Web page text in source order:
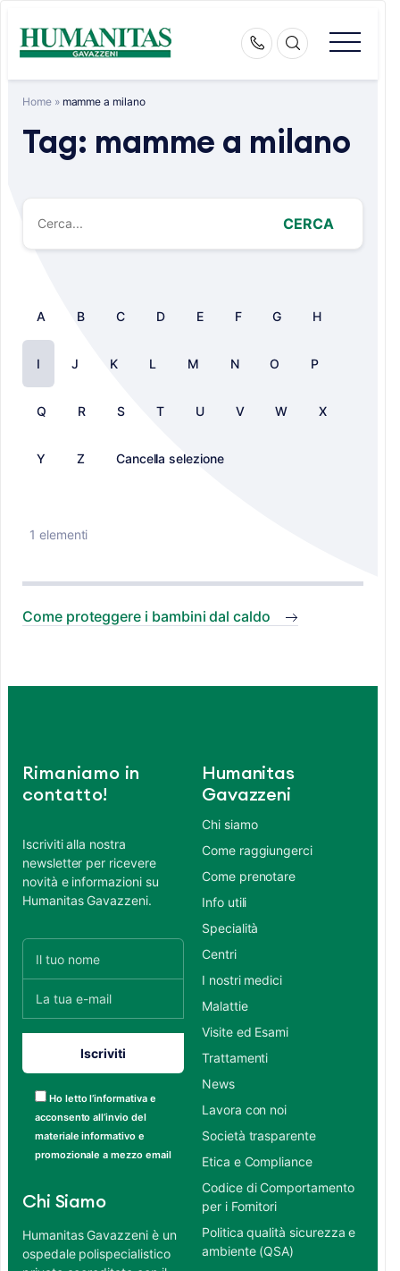
content
Home» mamme a milano
Tag: mamme a milano
CERCA
A B C D E F G H
I J K L M N O P
Q R S T U V W X
Y Z Cancella selezione
1 elementi
Come proteggere i bambini dal caldo
Rimaniamo in
contatto!
Iscriviti alla nostra
newsletter per ricevere
novità e informazioni su
Humanitas Gavazzeni.
Ho letto l’informativa e
acconsento all’invio del
materiale informativo e
promozionale a mezzo email
Chi Siamo
Humanitas Gavazzeni è un
ospedale polispecialistico
Humanitas
Gavazzeni
Chi siamo
Come raggiungerci
Come prenotare
Info utili
Specialità
Centri
I nostri medici
Malattie
Visite ed Esami
Trattamenti
News
Lavora con noi
Società trasparente
Etica e Compliance
Codice di Comportamento
per i Fornitori
Politica qualità sicurezza e
ambiente (QSA)